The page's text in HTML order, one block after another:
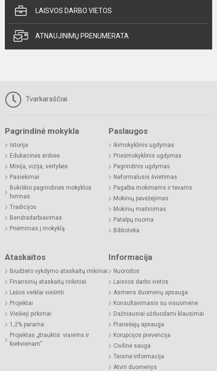
LAISVOS DARBO VIETOS
ATNAUJINIMŲ PRENUMERATA
Tvarkaraščiai
Pagrindinė mokykla
Istorija
Edukacinės erdvės
Misija, vizija, vertybės
Pasiekimai
Bukiškio pagrindinės mokyklos
himnas
Tradicijos
Bendradarbiavimas
Priėmimas į mokyklą
Paslaugos
Ikimokyklinis ugdymas
Priešmokyklinis ugdymas
Pagrindinis ugdymas
Neformalusis švietimas
Pagalba mokiniams ir tėvams
Mokinių pavėžėjimas
Mokinių maitinimas
Patalpų nuoma
Biblioteka
Ataskaitos
Biudžeto vykdymo ataskaitų rinkiniai
Finansinių ataskaitų rinkiniai
Lėšos veiklai viešinti
Projektai
Viešieji pirkimai
1,2% parama
Projektas „Įtrauktis: visiems ir
kiekvienam“
Informacija
Nuorodos
Laisvos darbo vietos
Asmens duomenų apsauga
Konsultavimasis su visuomene
Dažniausiai užduodami klausimai
Pranešėjų apsauga
Korupcijos prevencija
Civilinė sauga
Teisinė informacija
Atviri duomenys